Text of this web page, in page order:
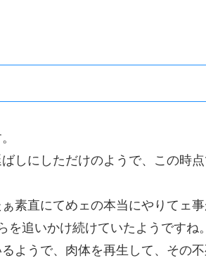
しにしただけのようで、この時
素直にてめェの本当にやりてェ
追いかけ続けていたようですね。
ようで、肉体を再生して、その不